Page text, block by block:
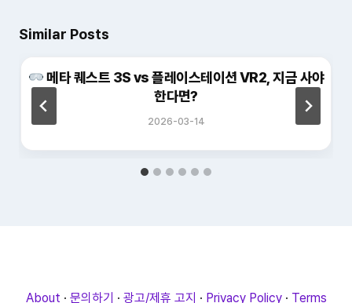
Similar Posts
메타 퀘스트 3S vs 플레이스테이션 VR2, 지금 사야
한다면?
2026-03-14
About · 문의하기 · 광고/제휴 고지 · Privacy Policy· Terms